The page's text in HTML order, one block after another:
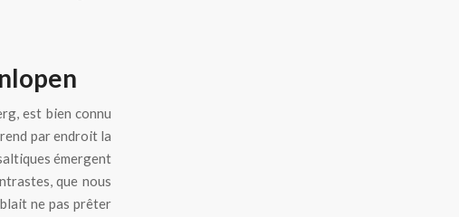
est bien connu
par endroit la
émergent
que nous
ne pas prêter